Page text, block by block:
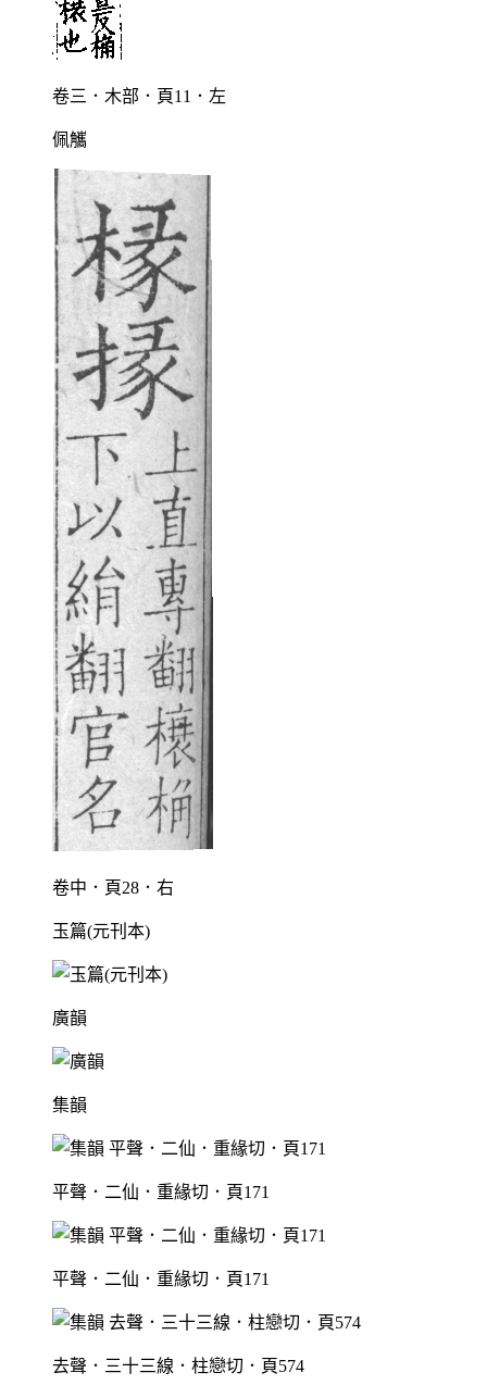
卷三．木部．頁11．左
佩觿
卷中．頁28．右
玉篇(元刊本)
廣韻
集韻
平聲．二仙．重緣切．頁171
平聲．二仙．重緣切．頁171
去聲．三十三線．柱戀切．頁574